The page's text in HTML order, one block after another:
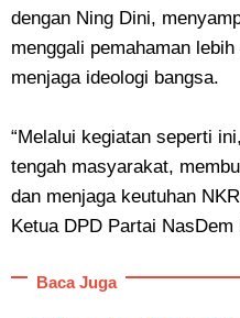
dengan Ning Dini,
menggali pemahaman
menjaga ideologi bangsa.
“Melalui kegiatan seperti
tengah masyarakat,
dan menjaga keutuhan
Ketua DPD Partai
Baca Juga